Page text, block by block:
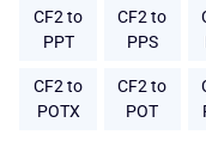
CF2 to
PPT
CF2 to
PPS
CF2 to
POTX
CF2 to
POT